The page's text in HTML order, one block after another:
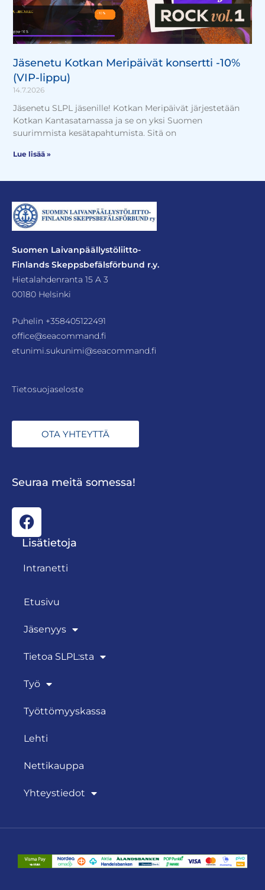
Jäsenetu Kotkan Meripäivät konsertti -10%
(VIP-lippu)
14.7.2026
Jäsenetu SLPL jäsenille! Kotkan Meripäivät järjestetään
Kotkan Kantasatamassa ja se on yksi Suomen
suurimmista kesätapahtumista. Sitä on
Lue lisää »
Suomen Laivanpäällystöliitto-
Finlands Skeppsbefälsförbund r.y.
Hietalahdenranta 15 A 3
00180 Helsinki
Puhelin +358405122491
office@seacommand.fi
etunimi.sukunimi@seacommand.fi
Tietosuojaseloste
OTA YHTEYTTÄ
Seuraa meitä somessa!
Lisätietoja
Intranetti
Etusivu
Jäsenyys
Tietoa SLPL:sta
Työ
Työttömyyskassa
Lehti
Nettikauppa
Yhteystiedot